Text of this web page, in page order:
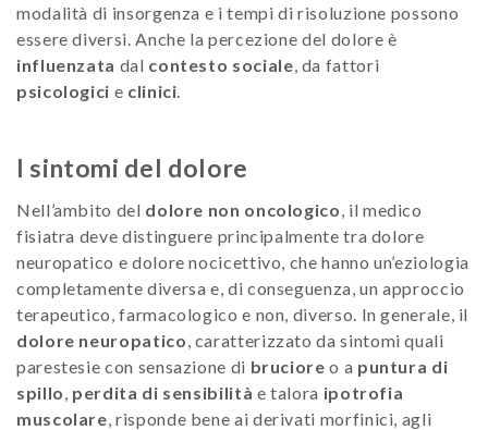
modalità di insorgenza e i tempi di risoluzione possono
essere diversi. Anche la percezione del dolore è
influenzata dal contesto sociale, da fattori
psicologici e clinici.
I sintomi del dolore
Nell’ambito del dolore non oncologico, il medico
fisiatra deve distinguere principalmente tra dolore
neuropatico e dolore nocicettivo, che hanno un’eziologia
completamente diversa e, di conseguenza, un approccio
terapeutico, farmacologico e non, diverso. In generale, il
dolore neuropatico, caratterizzato da sintomi quali
parestesie con sensazione di bruciore o a puntura di
spillo, perdita di sensibilità e talora ipotrofia
muscolare, risponde bene ai derivati morfinici, agli